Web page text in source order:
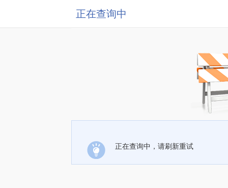
正在查询中
正在查询中，请刷新重试